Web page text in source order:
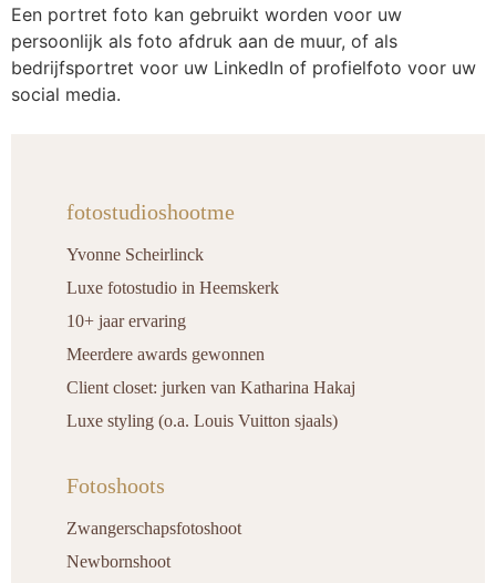
Een portret foto kan gebruikt worden voor uw
persoonlijk als foto afdruk aan de muur, of als
bedrijfsportret voor uw LinkedIn of profielfoto voor uw
social media.
fotostudioshootme
Yvonne Scheirlinck
Luxe fotostudio in Heemskerk
10+ jaar ervaring
Meerdere awards gewonnen
Client closet: jurken van Katharina Hakaj
Luxe styling (o.a. Louis Vuitton sjaals)
Fotoshoots
Zwangerschapsfotoshoot
Newbornshoot